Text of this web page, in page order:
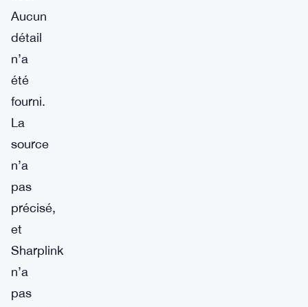
Aucun
détail
n’a
été
fourni.
La
source
n’a
pas
précisé,
et
Sharplink
n’a
pas